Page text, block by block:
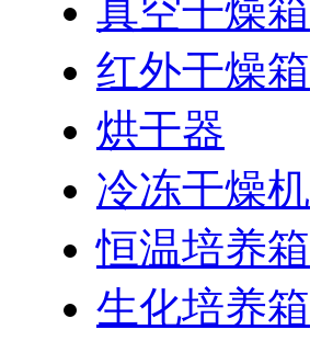
真空干燥箱
红外干燥箱
烘干器
冷冻干燥机
恒温培养箱
生化培养箱